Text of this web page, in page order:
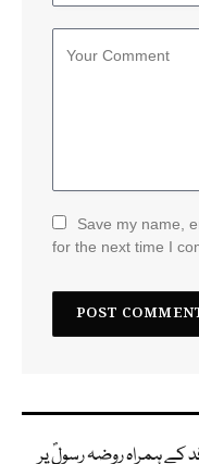
Save my name,
for the next time I
کے ہمراہ روضہ رسولؐ پر